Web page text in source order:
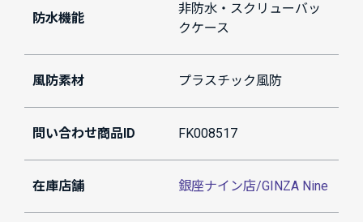
防水機能
非防水・スクリューバッ
クケース
風防素材 プラスチック風防
問い合わせ商品ID FK008517
在庫店舗 銀座ナイン店/GINZA Nine